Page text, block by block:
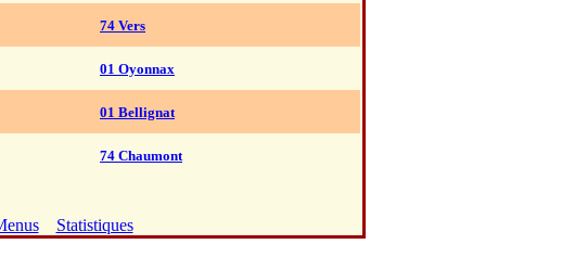
74 Vers
01 Oyonnax
01 Bellignat
74 Chaumont
Statistiques